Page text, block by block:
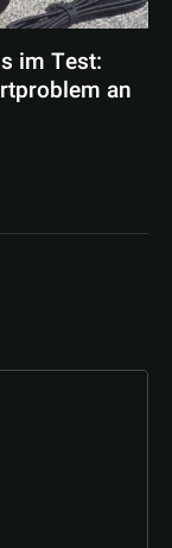
im Test:
an